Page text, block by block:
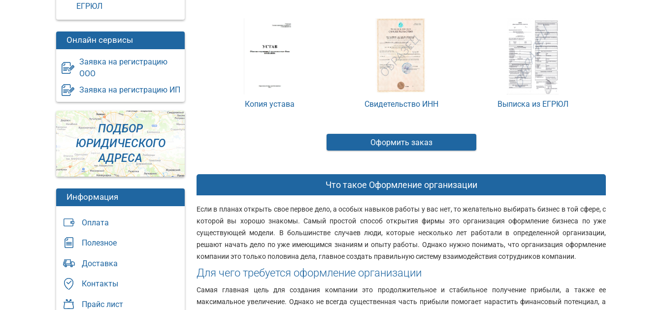
ЕГРЮЛ
Онлайн сервисы
Заявка на регистрацию
ООО
Заявка на регистрацию ИП
ПОДБОР
ЮРИДИЧЕСКОГО
АДРЕСА
Информация
Оплата
Полезное
Доставка
Контакты
Прайс лист
адрес:
Москва,
ул.
Большая
Юридический
адрес:
Москва,
шоссе
Юридический
адрес:
Сущевская,
д.
Москва,
ул.
Москва,
Пресненская
Копия устава Свидетельство ИНН Выписка из ЕГРЮЛ
Оформить заказ
Что такое Оформление организации
Если в планах открыть свое первое дело, а особых навыков работы у вас нет, то желательно выбирать бизнес в той сфере, с
которой вы хорошо знакомы. Самый простой способ открытия фирмы это организация оформление бизнеса по уже
существующей модели. В большинстве случаев люди, которые несколько лет работали в определенной организации,
решают начать дело по уже имеющимся знаниям и опыту работы. Однако нужно понимать, что организация оформление
компании это только половина дела, главное создать правильную систему взаимодействия сотрудников компании.
Для чего требуется оформление организации
Самая главная цель для создания компании это продолжительное и стабильное получение прибыли, а также ее
максимальное увеличение. Однако не всегда существенная часть прибыли помогает нарастить финансовый потенциал, а